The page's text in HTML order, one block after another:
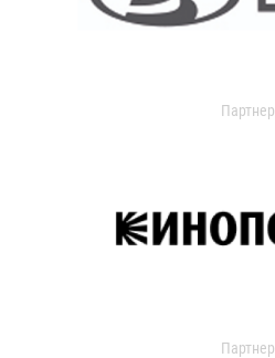
Партнер
Партнер